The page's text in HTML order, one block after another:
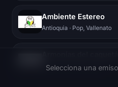
Ambiente Estereo
Antioquia · Pop, Vallenato
Florencia· News, Talk
Selecciona una